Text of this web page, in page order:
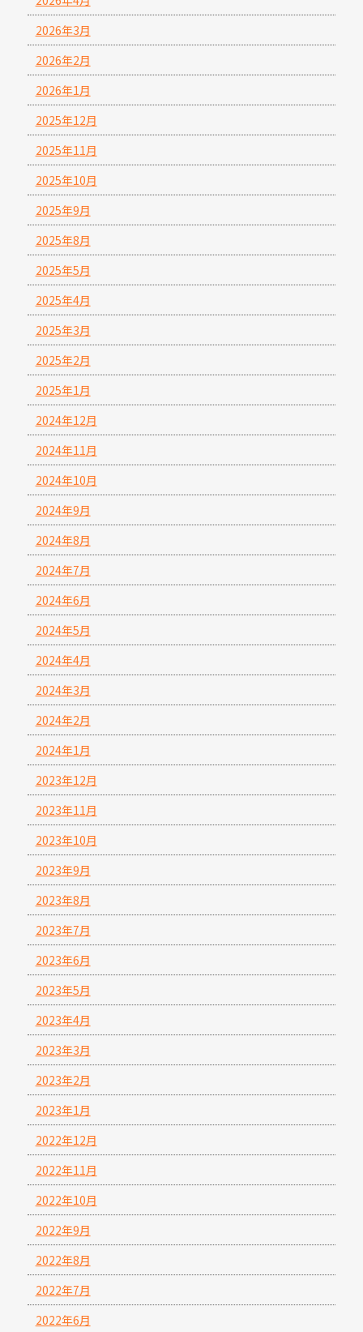
2026年3月
2026年2月
2026年1月
2025年12月
2025年11月
2025年10月
2025年9月
2025年8月
2025年5月
2025年4月
2025年3月
2025年2月
2025年1月
2024年12月
2024年11月
2024年10月
2024年9月
2024年8月
2024年7月
2024年6月
2024年5月
2024年4月
2024年3月
2024年2月
2024年1月
2023年12月
2023年11月
2023年10月
2023年9月
2023年8月
2023年7月
2023年6月
2023年5月
2023年4月
2023年3月
2023年2月
2023年1月
2022年12月
2022年11月
2022年10月
2022年9月
2022年8月
2022年7月
2022年6月